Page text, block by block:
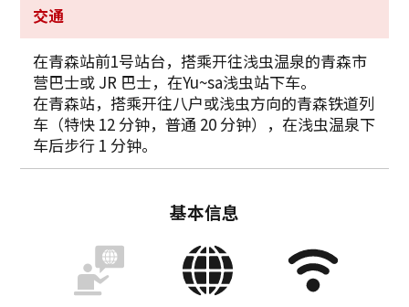
交通
在青森站前1号站台，搭乘开往浅虫温泉的青森市
营巴士或 JR 巴士，在Yu~sa浅虫站下车。
在青森站，搭乘开往八户或浅虫方向的青森铁道列
车（特快 12 分钟，普通 20 分钟），在浅虫温泉下
车后步行 1 分钟。
基本信息